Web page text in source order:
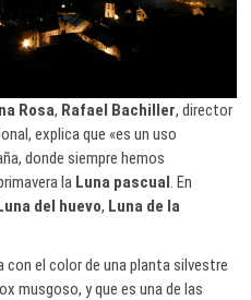
Rosa, Rafael Bachiller, director
explica que «es un uso
donde siempre hemos
la Luna pascual. En
del huevo, Luna de la
con el color de una planta silvestre
musgoso, y que es una de las